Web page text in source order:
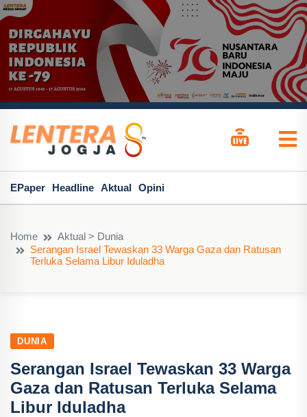
EPaper Headline Aktual Opini
Home
Aktual > Dunia
Serangan Israel Tewaskan 33 Warga Gaza dan Ratusan
Terluka Selama Libur Iduladha
DUNIA
Serangan Israel Tewaskan 33 Warga
Gaza dan Ratusan Terluka Selama
Libur Iduladha